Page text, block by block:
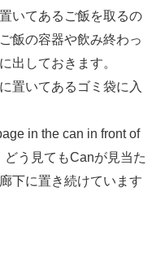
いてあるご飯を取るの
飯の容器や飲み終わっ
出しておきます。
置いてあるゴミ袋に入
in the can in front of
どう見てもCanが見当た
下に置き続けています